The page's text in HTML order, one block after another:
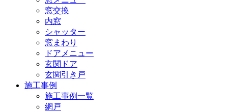
窓交換
内窓
シャッター
窓まわり
ドアメニュー
玄関ドア
玄関引き戸
施工事例
施工事例一覧
網戸